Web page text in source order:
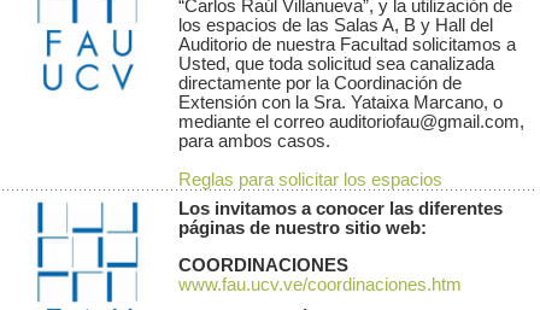
“Carlos Raúl Villanueva”, y la utilización de
los espacios de las Salas A, B y Hall del
Auditorio de nuestra Facultad solicitamos a
Usted, que toda solicitud sea canalizada
directamente por la Coordinación de
Extensión con la Sra. Yataixa Marcano, o
mediante el correo auditoriofau@gmail.com,
para ambos casos.
Reglas para solicitar los espacios
Los invitamos a conocer las diferentes
páginas de nuestro sitio web:
COORDINACIONES
www.fau.ucv.ve/coordinaciones.htm